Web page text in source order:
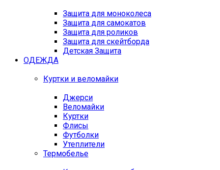
Защита для моноколеса
Защита для самокатов
Защита для роликов
Защита для скейтборда
Детская Защита
ОДЕЖДА
Куртки и веломайки
Джерси
Веломайки
Куртки
Флисы
Футболки
Утеплители
Термобелье